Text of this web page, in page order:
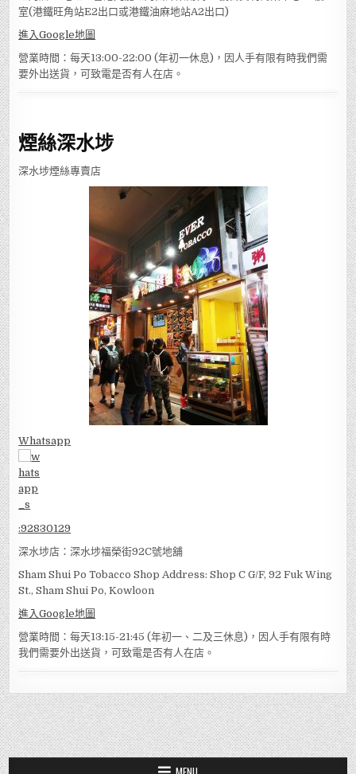
室(港鐵旺角站E2出口或港鐵油麻地站A2出口)
進入Google地圖
營業時間：每天13:00-22:00 (年初一休息)，因人手有限有時我們需
要外出送貨，可致電是否有人在店。
煙絲深水埗
深水埗煙絲專賣店
Whatsapp
:92830129
深水埗店：深水埗福榮街92C號地舖
Sham Shui Po Tobacco Shop Address: Shop C G/F, 92 Fuk Wing
St., Sham Shui Po, Kowloon
進入Google地圖
營業時間：每天13:15-21:45 (年初一、二及三休息)，因人手有限有時
我們需要外出送貨，可致電是否有人在店。